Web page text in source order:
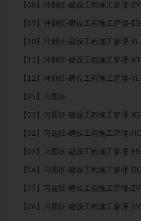
【08】冲刺班-建设工程施工管理-
【09】冲刺班-建设工程施工管理-
【10】冲刺班-建设工程施工管理-
【11】冲刺班-建设工程施工管理-
【12】冲刺班-建设工程施工管理-
【05】习题班
【01】习题班-建设工程施工管理-
【02】习题班-建设工程施工管理-
【03】习题班-建设工程施工管理-
【04】习题班-建设工程施工管理-
【05】习题班-建设工程施工管理-
【06】习题班-建设工程施工管理-